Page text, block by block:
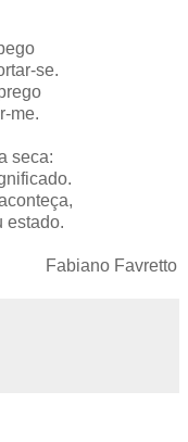
se.
me.
seca:
estado.
Fabiano Favretto